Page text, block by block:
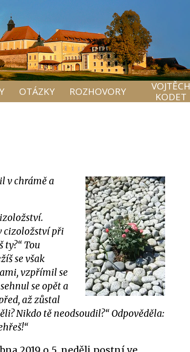
OTÁZKY ROZHOVORY
VOJTĚCH
KODET
v chrámě a
cizoložství při
ty?“ Tou
se však
vzpřímil se
se opět a
až zůstal
Nikdo tě neodsoudil?“ Odpověděla: